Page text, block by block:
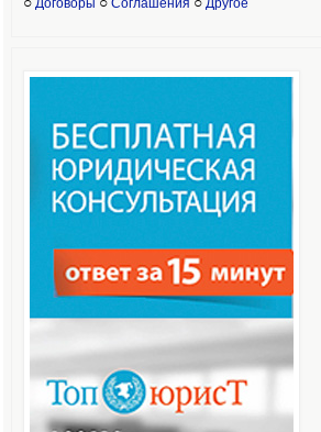
Договоры Соглашения Другое